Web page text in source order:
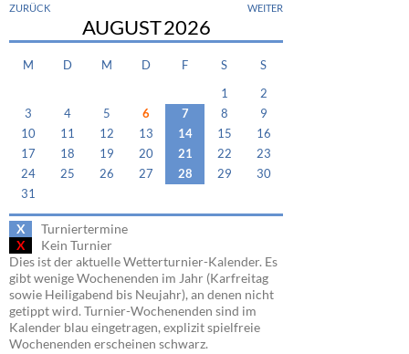
ZURÜCK WEITER
AUGUST2026
M D M D F S S
1
2
3
4 5 6 7 8
9
10
11 12 13 14 15
16
17
18 19 20 21 22
23
24
25 26 27 28 29
30
31
X
Turniertermine
X
Kein Turnier
Dies ist der aktuelle Wetterturnier-Kalender. Es
gibt wenige Wochenenden im Jahr (Karfreitag
sowie Heiligabend bis Neujahr), an denen nicht
getippt wird. Turnier-Wochenenden sind im
Kalender blau eingetragen, explizit spielfreie
Wochenenden erscheinen schwarz.